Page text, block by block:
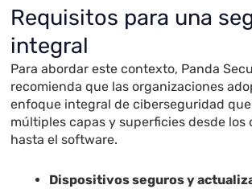
Requisitos para una
integral
Para abordar este contexto, Panda
recomienda que las organizaciones
enfoque integral de ciberseguridad
múltiples capas y superficies desde los
hasta el software.
Dispositivos seguros y